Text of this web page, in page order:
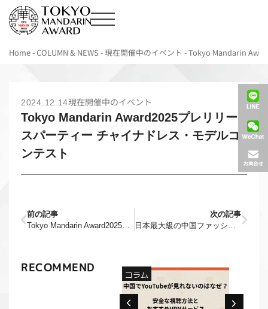
Home-COLUMN & NEWS -現在開催中のイベント -Tokyo Mandarin
2024.12.14現在開催中のイベント
Tokyo Mandarin Award2025プレリリー
スパーティー チャイナドレス・モデルコ
ンテスト
前の記事
Tokyo Mandarin Award2025プレリリースパーティー 漢服モデルコンテスト
次の記事
日本最大級の中国ファッションショー「Tokyo Mandarin Award2024」の各アワード受賞者が決定！
RECOMMEND
コラム コラム